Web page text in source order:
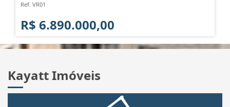
Ref. VR01
R$ 6.890.000,00
Kayatt Imóveis